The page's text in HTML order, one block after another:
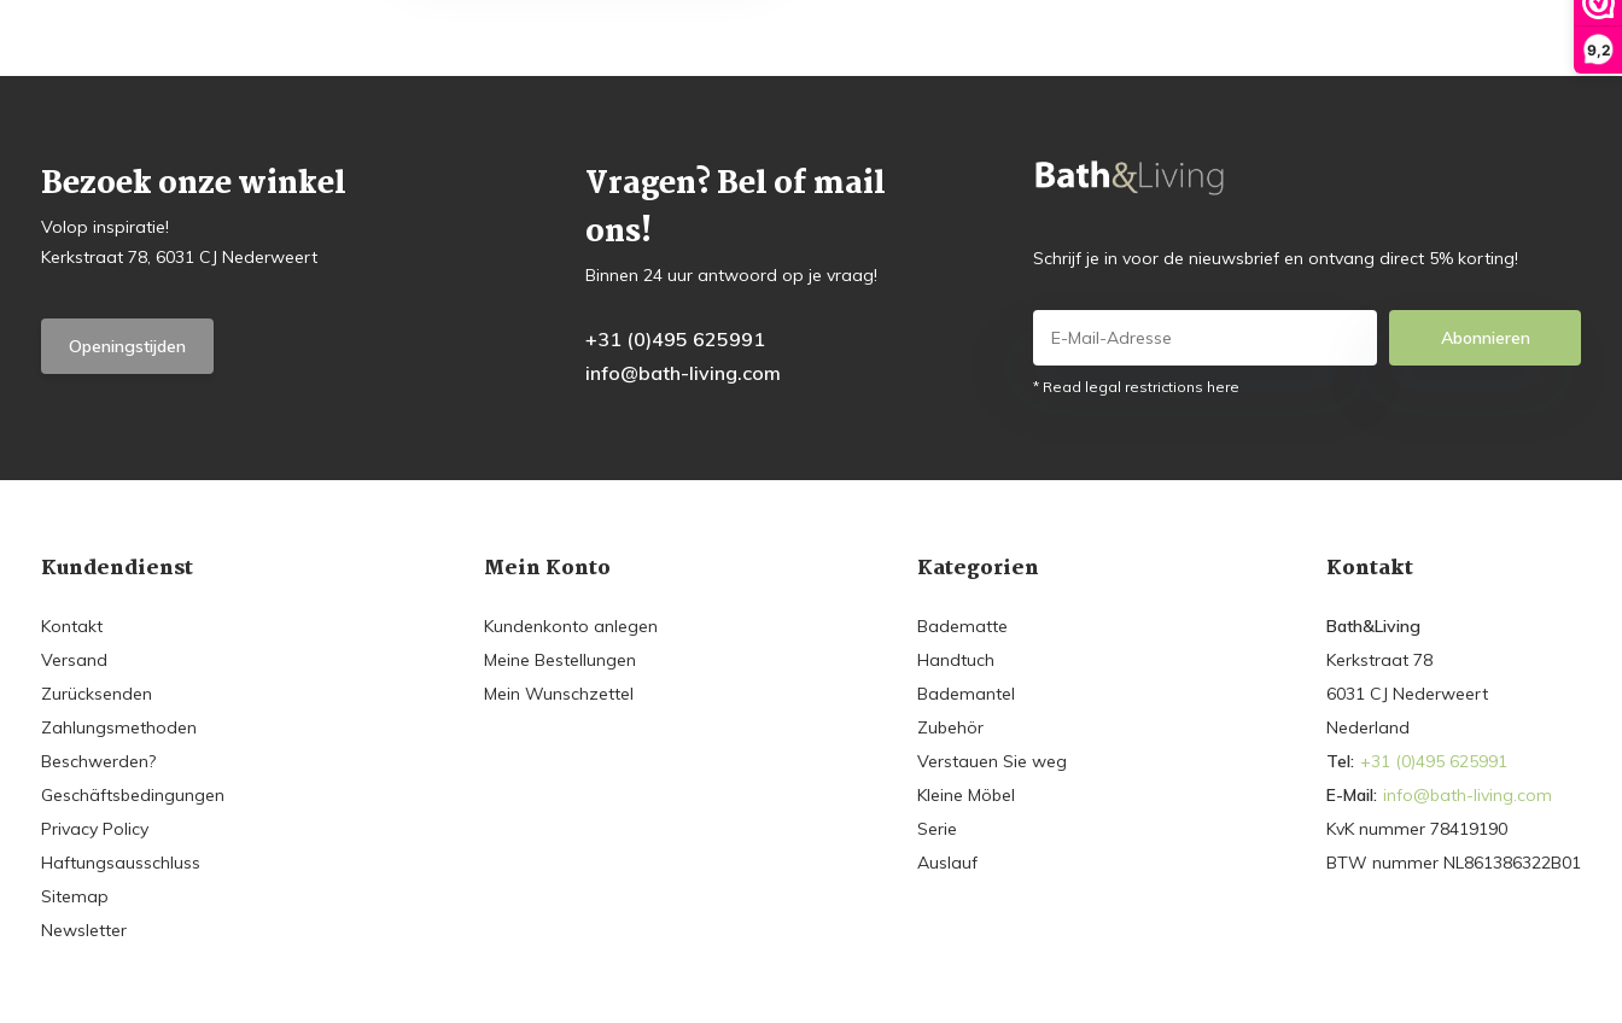
9,2
Bezoek onze winkel
Volop inspiratie!
Kerkstraat 78, 6031 CJ Nederweert
Openingstijden
Vragen? Bel of mail
ons!
Binnen 24 uur antwoord op je vraag!
+31 (0)495 625991
info@bath-living.com
Schrijf je in voor de nieuwsbrief en ontvang direct 5% korting!
Abonnieren
* Read legal restrictions here
Kundendienst
Kontakt
Versand
Zurücksenden
Zahlungsmethoden
Beschwerden?
Geschäftsbedingungen
Privacy Policy
Haftungsausschluss
Sitemap
Newsletter
Mein Konto
Kundenkonto anlegen
Meine Bestellungen
Mein Wunschzettel
Kategorien
Badematte
Handtuch
Bademantel
Zubehör
Verstauen Sie weg
Kleine Möbel
Serie
Auslauf
Kontakt
Bath&Living
Kerkstraat 78
6031 CJ Nederweert
Nederland
Tel: +31 (0)495 625991
E-Mail: info@bath-living.com
KvK nummer 78419190
BTW nummer NL861386322B01